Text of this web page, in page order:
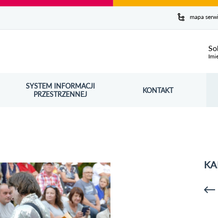
mapa
SYSTEM INFORMACJI
PRZESTRZENNEJ
OTWORZY SIĘ W NOWYM OKNIE KONTAKT